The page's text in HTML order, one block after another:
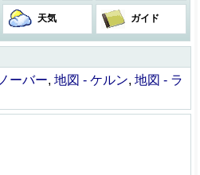
天気 ガイド
ーバー, 地図 - ケルン, 地図 - ラ